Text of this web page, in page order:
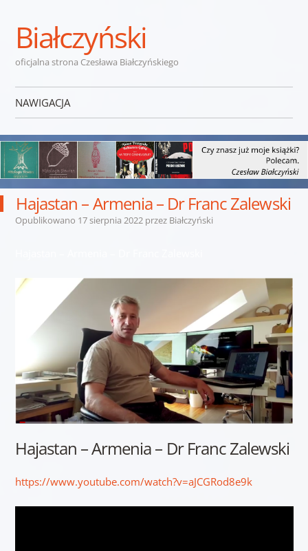
Białczyński
oficjalna strona Czesława Białczyńskiego
NAWIGACJA
Hajastan – Armenia – Dr Franc Zalewski
Opublikowano 17 sierpnia 2022przez Białczyński
Hajastan – Armenia – Dr Franc Zalewski
https://www.youtube.com/watch?v=aJCGRod8e9k